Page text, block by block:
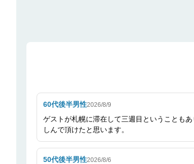
60代後半男性2026/8/9
ゲストが札幌に滞在して三週目ということも
しんで頂けたと思います。
50代後半男性2026/8/6